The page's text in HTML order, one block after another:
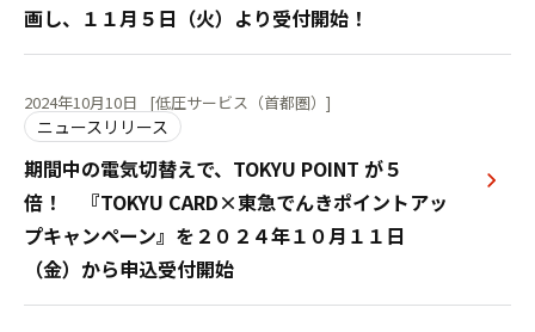
画し、１１月５日（火）より受付開始！
期間中の電気切替えで、TOKYU POINT が５
倍！ 『TOKYU CARD×東急でんきポイントアッ
プキャンペーン』を２０２４年１０月１１日
（金）から申込受付開始
2024年10月10日 [低圧サービス（首都圏）]
ニュースリリース